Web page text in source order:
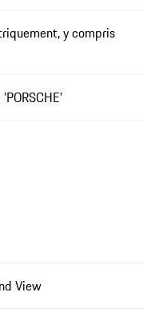
y compris
View